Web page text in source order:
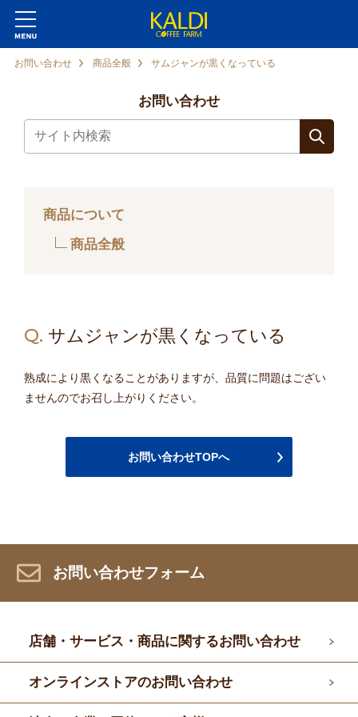
お問い合わせ 商品全般 サムジャンが黒くなっている
お問い合わせ
商品について
商品全般
Q. サムジャンが黒くなっている
熟成により黒くなることがありますが、品質に問題はござい
ませんのでお召し上がりください。
お問い合わせTOPへ
お問い合わせフォーム
店舗・サービス・商品に関するお問い合わせ
オンラインストアのお問い合わせ